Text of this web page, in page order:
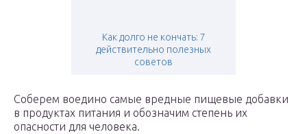
Как долго не кончать: 7
действительно полезных
советов
Соберем воедино самые вредные пищевые добавки
в продуктах питания и обозначим степень их
опасности для человека.